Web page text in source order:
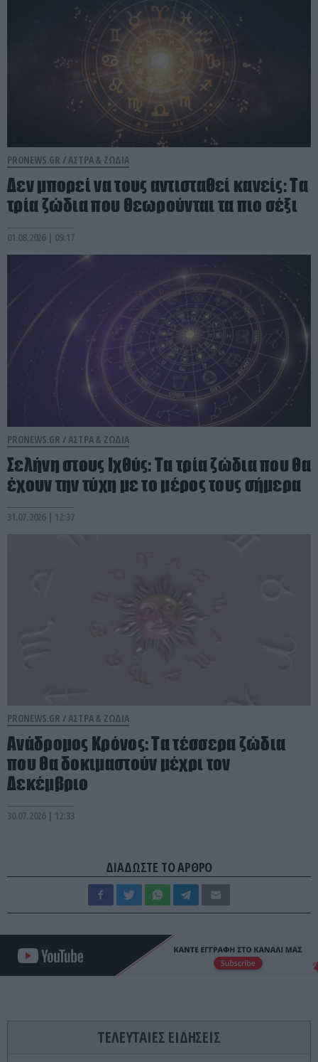
PRONEWS.GR / ΑΣΤΡΑ & ΖΩΔΙΑ
Δεν μπορεί να τους αντισταθεί κανείς: Τα
τρία ζώδια που θεωρούνται τα πιο σέξι
01.08.2026 | 09:17
PRONEWS.GR / ΑΣΤΡΑ & ΖΩΔΙΑ
Σελήνη στους Ιχθύς: Tα τρία ζώδια που θα
έχουν την τύχη με το μέρος τους σήμερα
31.07.2026 | 12:37
PRONEWS.GR /ΑΣΤΡΑ & ΖΩΔΙΑ
Ανάδρομος Κρόνος: Τα τέσσερα ζώδια
που θα δοκιμαστούν μέχρι τον
Δεκέμβριο
30.07.2026 | 12:33
ΔΙΑΔΩΣΤΕ ΤΟ ΑΡΘΡΟ
ΤΕΛΕΥΤΑΙΕΣ ΕΙΔΗΣΕΙΣ